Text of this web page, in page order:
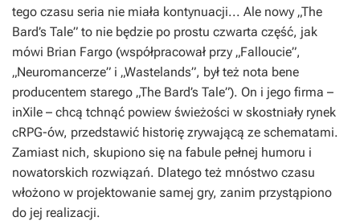
tego czasu seria nie miała kontynuacji... Ale nowy „The
Bard’s Tale” to nie będzie po prostu czwarta część, jak
mówi Brian Fargo (współpracował przy „Falloucie”,
„Neuromancerze” i „Wastelands”, był też nota bene
producentem starego „The Bard’s Tale”). On i jego firma –
inXile – chcą tchnąć powiew świeżości w skostniały rynek
cRPG-ów, przedstawić historię zrywającą ze schematami.
Zamiast nich, skupiono się na fabule pełnej humoru i
nowatorskich rozwiązań. Dlatego też mnóstwo czasu
włożono w projektowanie samej gry, zanim przystąpiono
do jej realizacji.